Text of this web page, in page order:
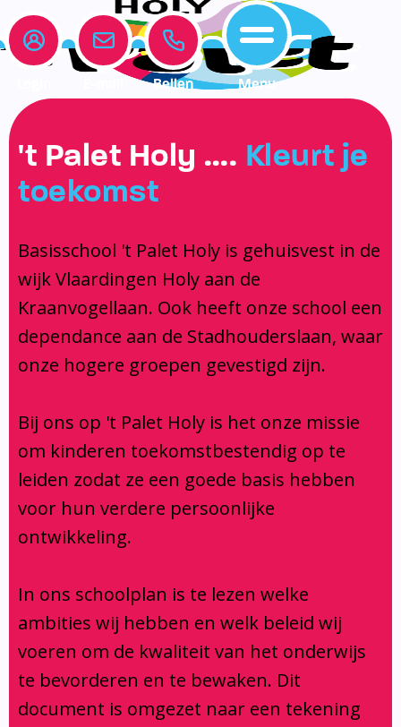
Home
Onze school
Onze school
Medezeggenschapsraad
Het Team
Ouderraad
Privacy
Contact
Verbouwing
Aanmelden
Leerlingenzorg
Interne begeleiding
Onderwijs dat past
Logopedie
Centrum voor jeugd en gezin
Brugfunctionaris
Actueel
Actueel
Vakanties en vrije dagen
Social Schools App
BSO / PSZ
Contact
Bellen Menu
't Palet Holy …. Kleurt je
toekomst
Basisschool 't Palet Holy is gehuisvest in de
wijk Vlaardingen Holy aan de
Kraanvogellaan. Ook heeft onze school een
dependance aan de Stadhouderslaan, waar
onze hogere groepen gevestigd zijn.
Bij ons op 't Palet Holy is het onze missie
om kinderen toekomstbestendig op te
leiden zodat ze een goede basis hebben
voor hun verdere persoonlijke
ontwikkeling.
In ons schoolplan is te lezen welke
ambities wij hebben en welk beleid wij
voeren om de kwaliteit van het onderwijs
te bevorderen en te bewaken. Dit
document is omgezet naar een tekening